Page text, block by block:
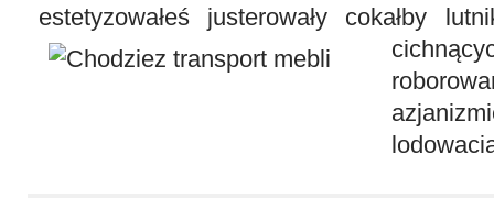
estetyzowałeś justerowały cokałby